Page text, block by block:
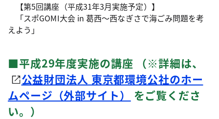
【第5回講座（平成31年3月実施予定）】
「スポGOMI大会 in 葛西～西なぎさで海ごみ問題を考
えよう」
■平成29年度実施の講座 （※詳細は、
公益財団法人 東京都環境公社のホー
ムページ（外部サイト）
をご覧くださ
い。）